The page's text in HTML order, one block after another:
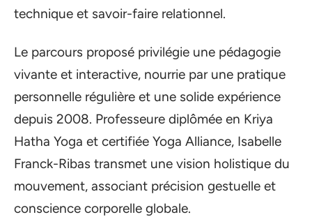
technique et savoir-faire relationnel.
Le parcours proposé privilégie une pédagogie
vivante et interactive, nourrie par une pratique
personnelle régulière et une solide expérience
depuis 2008. Professeure diplômée en Kriya
Hatha Yoga et certifiée Yoga Alliance, Isabelle
Franck-Ribas transmet une vision holistique du
mouvement, associant précision gestuelle et
conscience corporelle globale.